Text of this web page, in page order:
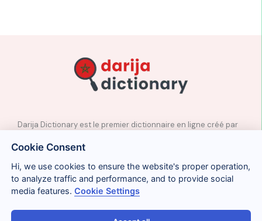
Darija Dictionary est le premier dictionnaire en ligne créé par
📲Réseaux sociaux
🤝🏼Proposer des mots
Cookie Consent
Hi, we use cookies to ensure the website's proper operation,
to analyze traffic and performance, and to provide social
media features.Cookie Settings